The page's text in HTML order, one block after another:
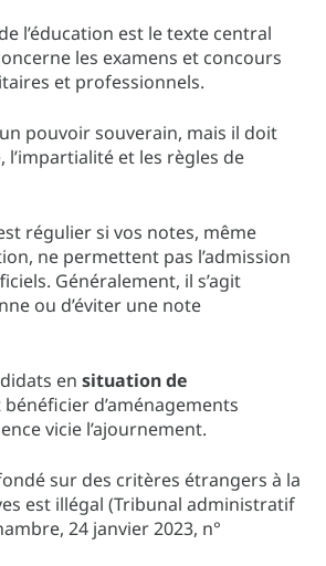
l’éducation est le texte central
les examens et concours
et professionnels.
pouvoir souverain, mais il doit
l’impartialité et les règles de
régulier si vos notes, même
ne permettent pas l’admission
Généralement, il s’agit
ou d’éviter une note
en situation de
d’aménagements
vicie l’ajournement.
sur des critères étrangers à la
est illégal (Tribunal administratif
24 janvier 2023, n°